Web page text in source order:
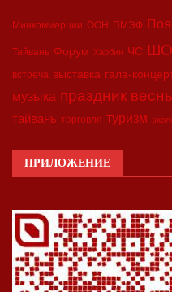
Минкоммерции ООН ПМЭФ
Тайвань Форум Харбин ЧС
встреча выставка гала-
музыка праздник
тайвань торговля туризм
ПРИЛОЖЕНИЕ